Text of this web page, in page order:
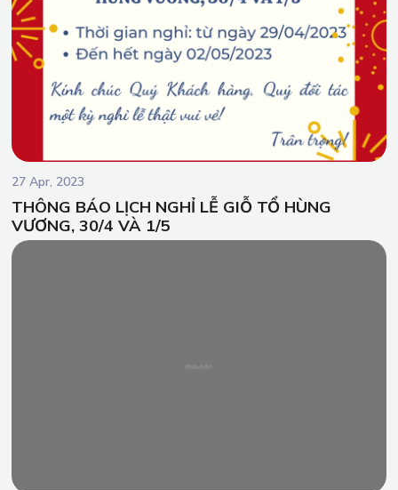
27 Apr, 2023
THÔNG BÁO LỊCH NGHỈ LỄ GIỖ TỔ HÙNG
VƯƠNG, 30/4 VÀ 1/5